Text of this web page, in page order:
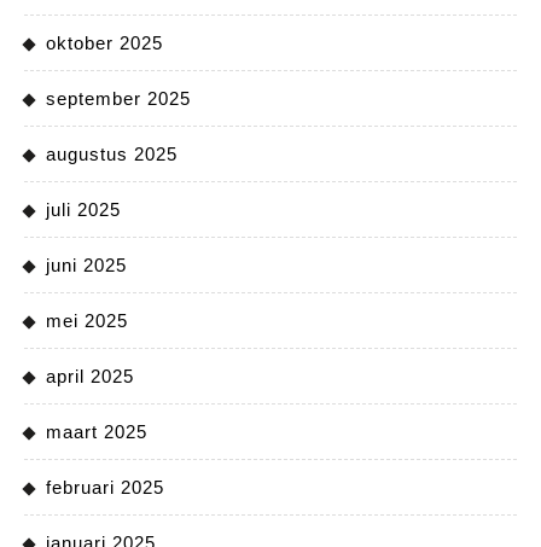
oktober 2025
september 2025
augustus 2025
juli 2025
juni 2025
mei 2025
april 2025
maart 2025
februari 2025
januari 2025